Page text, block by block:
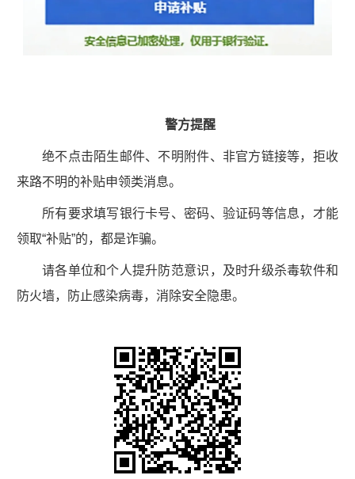
警方提醒
绝不点击陌生邮件、不明附件、非官方链接等，拒收
来路不明的补贴申领类消息。
所有要求填写银行卡号、密码、验证码等信息，才能
领取“补贴”的，都是诈骗。
请各单位和个人提升防范意识，及时升级杀毒软件和
防火墙，防止感染病毒，消除安全隐患。